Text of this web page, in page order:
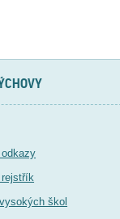
odkazy
škol